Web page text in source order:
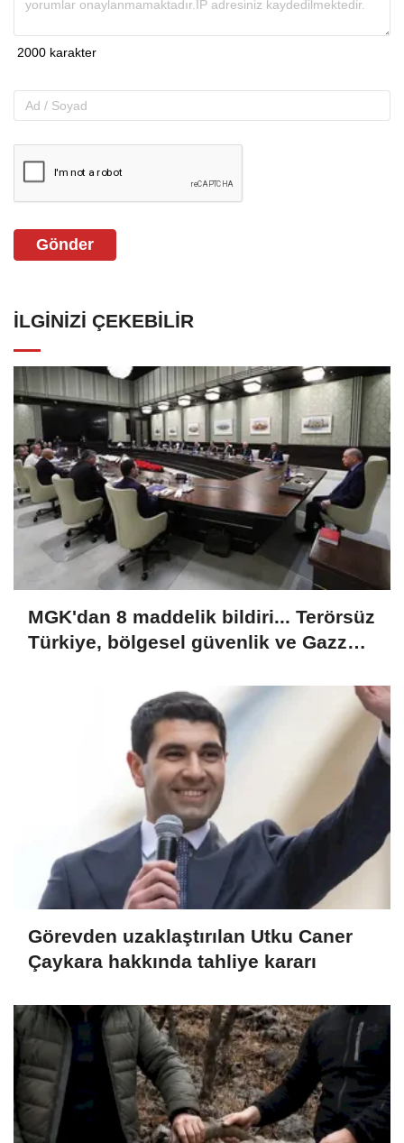
Gönder
İLGINIZI ÇEKEBILIR
MGK'dan 8 maddelik bildiri... Terörsüz
Türkiye, bölgesel güvenlik ve Gazze
Görevden uzaklaştırılan Utku Caner
Çaykara hakkında tahliye kararı